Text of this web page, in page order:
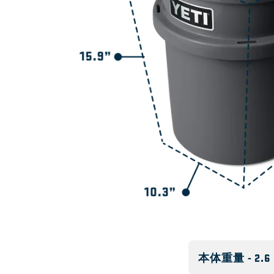
UV保護加工されていますか？
本体重量 - 2.6